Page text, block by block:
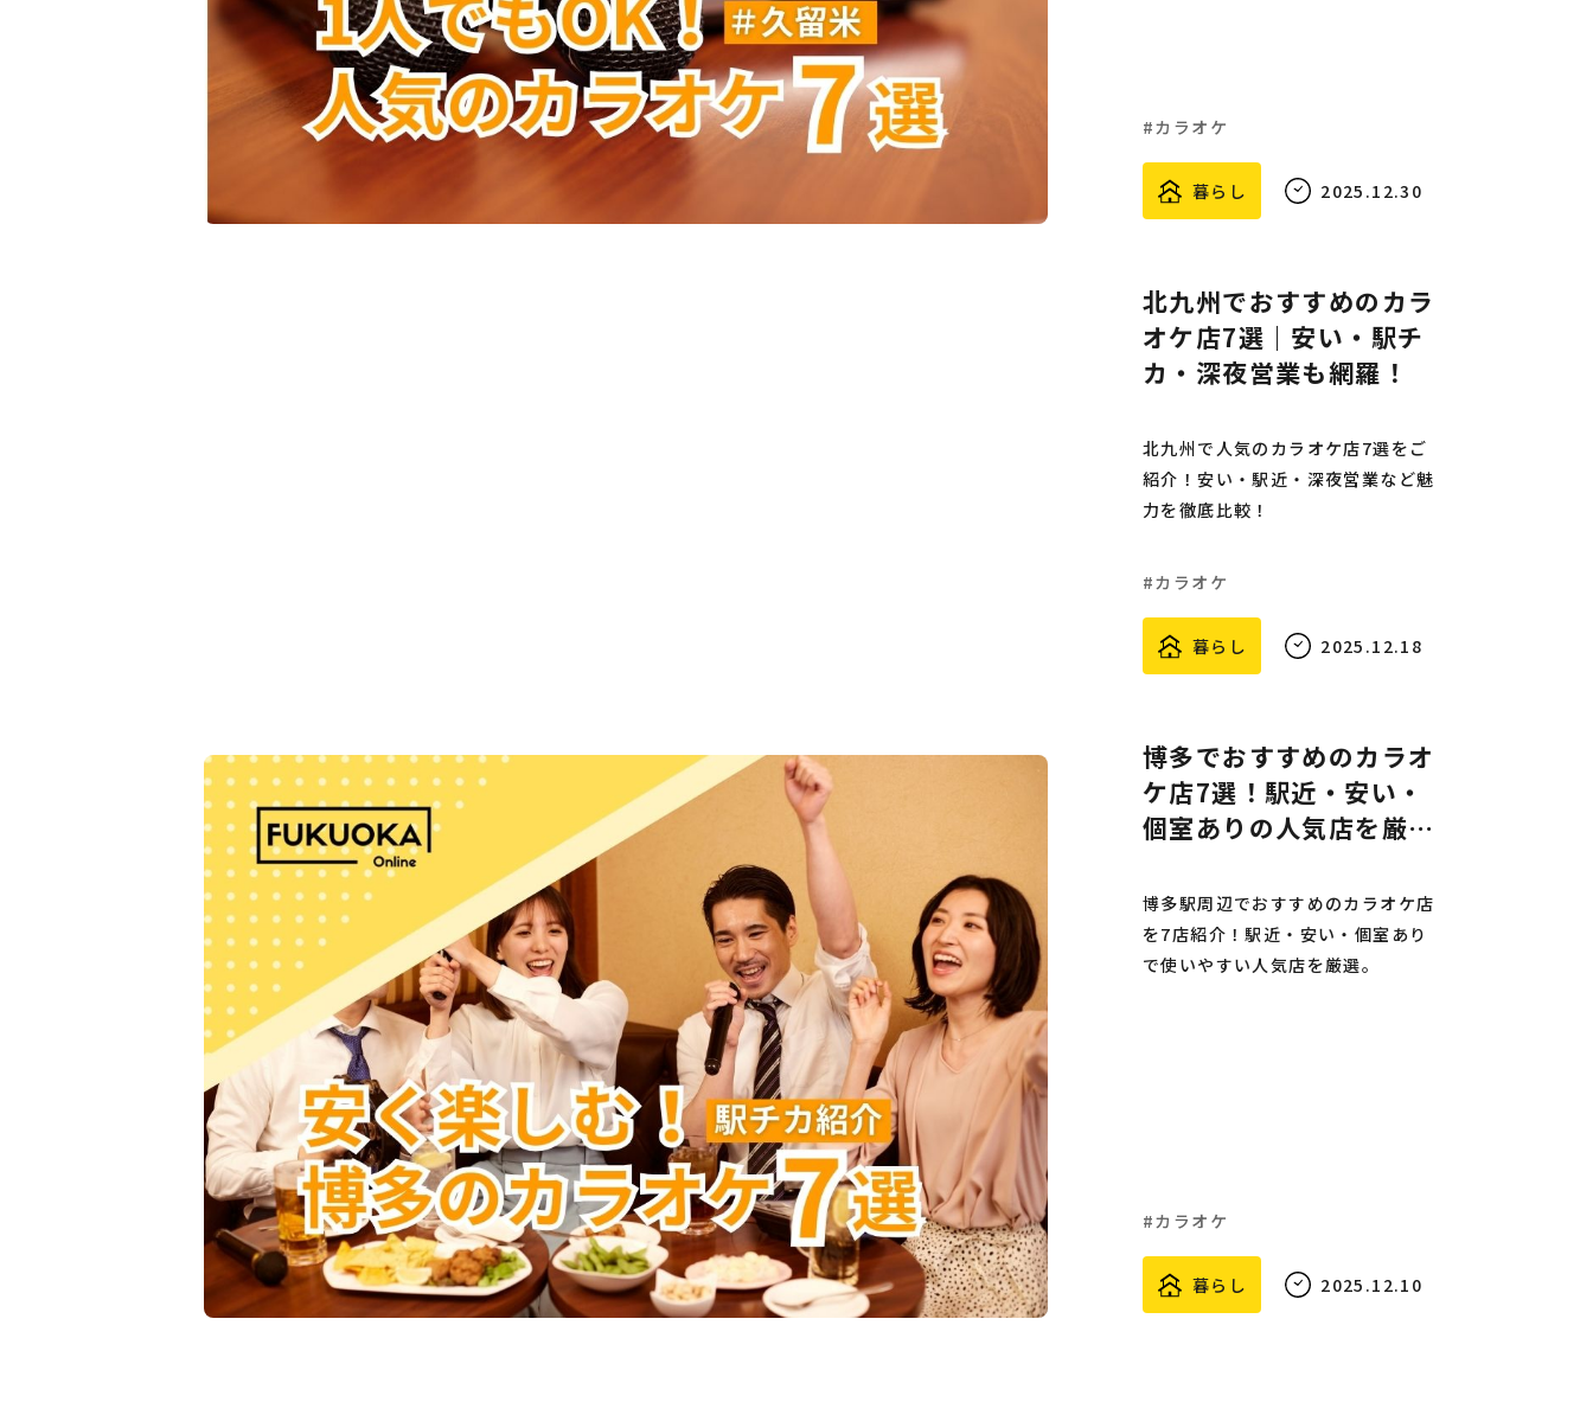
カラオケ
暮らし 2025.12.30
北九州でおすすめのカラ
オケ店7選｜安い・駅チ
カ・深夜営業も網羅！
北九州で人気のカラオケ店7選をご
紹介！安い・駅近・深夜営業など魅
力を徹底比較！
カラオケ
暮らし 2025.12.18
博多でおすすめのカラオ
ケ店7選！駅近・安い・
個室ありの人気店を厳選
博多駅周辺でおすすめのカラオケ店
を7店紹介！駅近・安い・個室あり
で使いやすい人気店を厳選。
カラオケ
暮らし 2025.12.10